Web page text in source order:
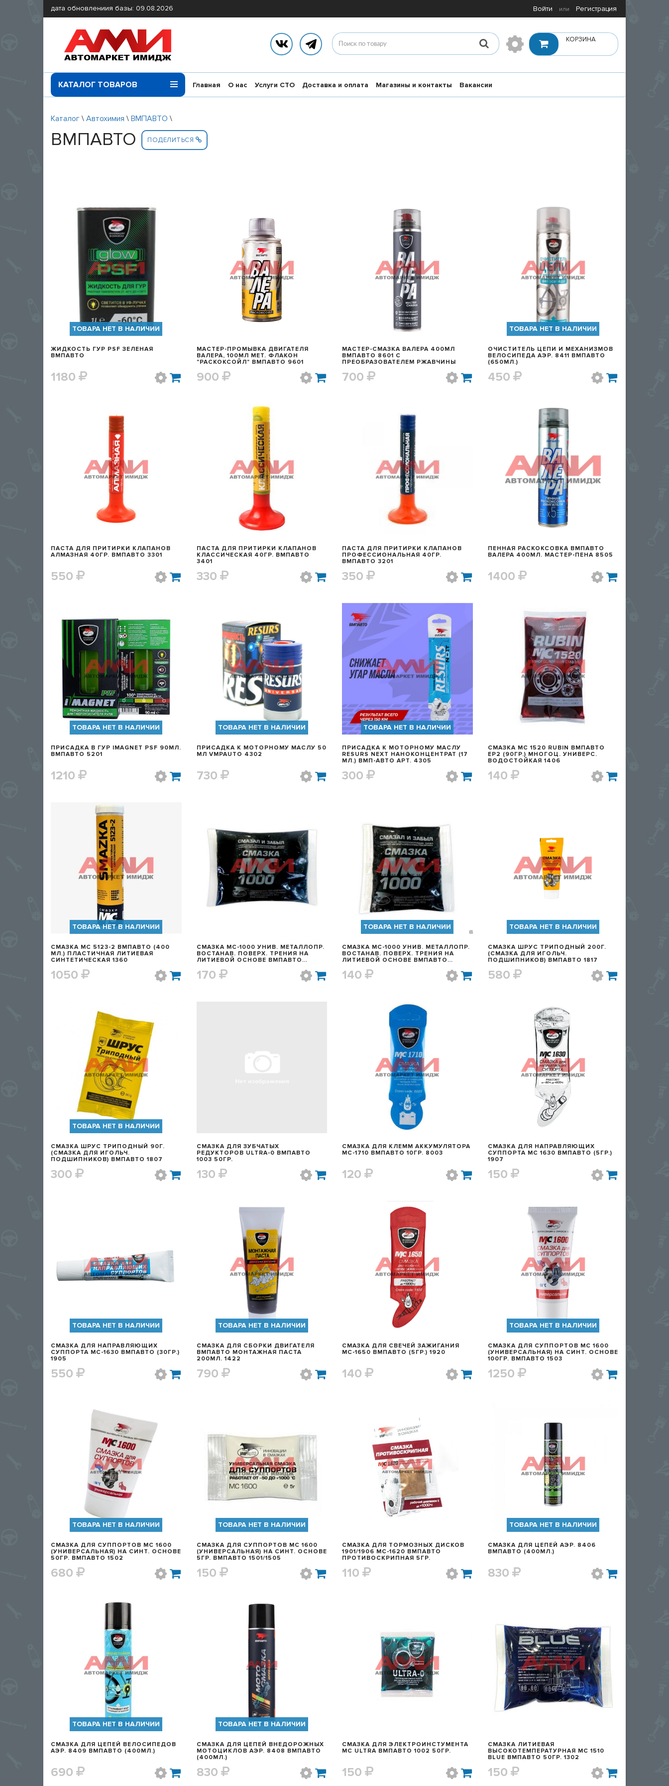
дата обновлениия базы: 09.08.2026 Войти или Регистрация
КОРЗИНА
КАТАЛОГ ТОВАРОВ Главная О нас Услуги СТО Доставка и оплата Магазины и контакты Вакансии
Каталог \ Автохимия \ ВМПАВТО \
ВМПАВТО ПОДЕЛИТЬСЯ
БЫСТРЫЙ ПРОСМОТР
ТОВАРА НЕТ В НАЛИЧИИ
ЖИДКОСТЬ ГУР PSF ЗЕЛЕНАЯ
ВМПАВТО
1180
БЫСТРЫЙ ПРОСМОТР
МАСТЕР-ПРОМЫВКА ДВИГАТЕЛЯ
ВАЛЕРА, 100МЛ МЕТ. ФЛАКОН
"РАСКОКСОЙЛ" ВМПАВТО 9601
900
БЫСТРЫЙ ПРОСМОТР
МАСТЕР-СМАЗКА ВАЛЕРА 400МЛ
ВМПАВТО 8601 С
ПРЕОБРАЗОВАТЕЛЕМ РЖАВЧИНЫ
700
БЫСТРЫЙ ПРОСМОТР
ТОВАРА НЕТ В НАЛИЧИИ
ОЧИСТИТЕЛЬ ЦЕПИ И МЕХАНИЗМОВ
ВЕЛОСИПЕДА АЭР. 8411 ВМПАВТО
(650МЛ.)
450
БЫСТРЫЙ ПРОСМОТР
ПАСТА ДЛЯ ПРИТИРКИ КЛАПАНОВ
АЛМАЗНАЯ 40ГР. ВМПАВТО 3301
550
БЫСТРЫЙ ПРОСМОТР
ПАСТА ДЛЯ ПРИТИРКИ КЛАПАНОВ
КЛАССИЧЕСКАЯ 40ГР. ВМПАВТО
3401
330
БЫСТРЫЙ ПРОСМОТР
ПАСТА ДЛЯ ПРИТИРКИ КЛАПАНОВ
ПРОФЕССИОНАЛЬНАЯ 40ГР.
ВМПАВТО 3201
350
БЫСТРЫЙ ПРОСМОТР
ПЕННАЯ РАСКОКСОВКА ВМПАВТО
ВАЛЕРА 400МЛ. МАСТЕР-ПЕНА 8505
1400
БЫСТРЫЙ ПРОСМОТР
ТОВАРА НЕТ В НАЛИЧИИ
ПРИСАДКА В ГУР IMAGNET PSF 90МЛ.
ВМПАВТО 5201
1210
БЫСТРЫЙ ПРОСМОТР
ТОВАРА НЕТ В НАЛИЧИИ
ПРИСАДКА К МОТОРНОМУ МАСЛУ 50
МЛ VMPAUTO 4302
730
БЫСТРЫЙ ПРОСМОТР
ТОВАРА НЕТ В НАЛИЧИИ
ПРИСАДКА К МОТОРНОМУ МАСЛУ
RESURS NEXT НАНОКОНЦЕНТРАТ (17
МЛ.) ВМП-АВТО АРТ. 4305
300
БЫСТРЫЙ ПРОСМОТР
СМАЗКА МС 1520 RUBIN ВМПАВТО
EP2 (90ГР.) МНОГОЦ. УНИВЕРС.
ВОДОСТОЙКАЯ 1406
140
БЫСТРЫЙ ПРОСМОТР
ТОВАРА НЕТ В НАЛИЧИИ
СМАЗКА МС 5123-2 ВМПАВТО (400
МЛ.) ПЛАСТИЧНАЯ ЛИТИЕВАЯ
СИНТЕТИЧЕСКАЯ 1360
1050
БЫСТРЫЙ ПРОСМОТР
СМАЗКА МС-1000 УНИВ. МЕТАЛЛОПР.
ВОСТАНАВ. ПОВЕРХ. ТРЕНИЯ НА
ЛИТИЕВОЙ ОСНОВЕ ВМПАВТО
170
БЫСТРЫЙ ПРОСМОТР
ТОВАРА НЕТ В НАЛИЧИИ
СМАЗКА МС-1000 УНИВ. МЕТАЛЛОПР.
ВОСТАНАВ. ПОВЕРХ. ТРЕНИЯ НА
ЛИТИЕВОЙ ОСНОВЕ ВМПАВТО
140
БЫСТРЫЙ ПРОСМОТР
ТОВАРА НЕТ В НАЛИЧИИ
СМАЗКА ШРУС ТРИПОДНЫЙ 200Г.
(СМАЗКА ДЛЯ ИГОЛЬЧ.
ПОДШИПНИКОВ) ВМПАВТО 1817
580
БЫСТРЫЙ ПРОСМОТР
ТОВАРА НЕТ В НАЛИЧИИ
СМАЗКА ШРУС ТРИПОДНЫЙ 90Г.
(СМАЗКА ДЛЯ ИГОЛЬЧ.
ПОДШИПНИКОВ) ВМПАВТО 1807
300
СМАЗКА ДЛЯ ЗУБЧАТЫХ
РЕДУКТОРОВ ULTRA-0 ВМПАВТО
1003 50ГР.
130
БЫСТРЫЙ ПРОСМОТР
СМАЗКА ДЛЯ КЛЕММ АККУМУЛЯТОРА
МС-1710 ВМПАВТО 10ГР. 8003
120
БЫСТРЫЙ ПРОСМОТР
СМАЗКА ДЛЯ НАПРАВЛЯЮЩИХ
СУППОРТА MC 1630 ВМПАВТО (5ГР.)
1907
150
БЫСТРЫЙ ПРОСМОТР
ТОВАРА НЕТ В НАЛИЧИИ
СМАЗКА ДЛЯ НАПРАВЛЯЮЩИХ
СУППОРТА MC-1630 ВМПАВТО (30ГР.)
1905
550
БЫСТРЫЙ ПРОСМОТР
ТОВАРА НЕТ В НАЛИЧИИ
СМАЗКА ДЛЯ СБОРКИ ДВИГАТЕЛЯ
ВМПАВТО МОНТАЖНАЯ ПАСТА
200МЛ. 1422
790
БЫСТРЫЙ ПРОСМОТР
СМАЗКА ДЛЯ СВЕЧЕЙ ЗАЖИГАНИЯ
МС-1650 ВМПАВТО (5ГР.) 1920
140
БЫСТРЫЙ ПРОСМОТР
ТОВАРА НЕТ В НАЛИЧИИ
СМАЗКА ДЛЯ СУППОРТОВ MC 1600
(УНИВЕРСАЛЬНАЯ) НА СИНТ. ОСНОВЕ
100ГР. ВМПАВТО 1503
1250
БЫСТРЫЙ ПРОСМОТР
ТОВАРА НЕТ В НАЛИЧИИ
СМАЗКА ДЛЯ СУППОРТОВ МС 1600
(УНИВЕРСАЛЬНАЯ) НА СИНТ. ОСНОВЕ
50ГР. ВМПАВТО 1502
680
БЫСТРЫЙ ПРОСМОТР
ТОВАРА НЕТ В НАЛИЧИИ
СМАЗКА ДЛЯ СУППОРТОВ МС 1600
(УНИВЕРСАЛЬНАЯ) НА СИНТ. ОСНОВЕ
5ГР. ВМПАВТО 1501/1505
150
БЫСТРЫЙ ПРОСМОТР
СМАЗКА ДЛЯ ТОРМОЗНЫХ ДИСКОВ
1901/1906 МС-1620 ВМПАВТО
ПРОТИВОСКРИПНАЯ 5ГР.
110
БЫСТРЫЙ ПРОСМОТР
ТОВАРА НЕТ В НАЛИЧИИ
СМАЗКА ДЛЯ ЦЕПЕЙ АЭР. 8406
ВМПАВТО (400МЛ.)
830
БЫСТРЫЙ ПРОСМОТР
ТОВАРА НЕТ В НАЛИЧИИ
СМАЗКА ДЛЯ ЦЕПЕЙ ВЕЛОСИПЕДОВ
АЭР. 8409 ВМПАВТО (400МЛ.)
690
БЫСТРЫЙ ПРОСМОТР
ТОВАРА НЕТ В НАЛИЧИИ
СМАЗКА ДЛЯ ЦЕПЕЙ ВНЕДОРОЖНЫХ
МОТОЦИКЛОВ АЭР. 8408 ВМПАВТО
(400МЛ.)
830
БЫСТРЫЙ ПРОСМОТР
СМАЗКА ДЛЯ ЭЛЕКТРОИНСТУМЕНТА
МС ULTRA ВМПАВТО 1002 50ГР.
150
БЫСТРЫЙ ПРОСМОТР
СМАЗКА ЛИТИЕВАЯ
ВЫСОКОТЕМПЕРАТУРНАЯ МС 1510
BLUE ВМПАВТО 50ГР. 1302
150